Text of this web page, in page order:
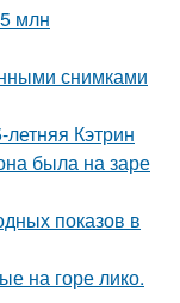
млн
снимками
Кэтрин
была на заре
показов в
на горе лико.